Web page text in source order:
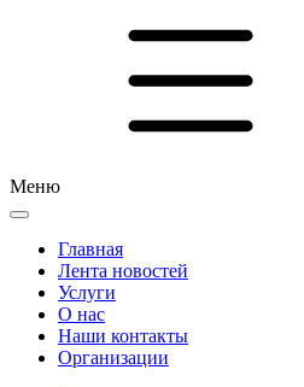
Меню
Главная
Лента новостей
Услуги
О нас
Наши контакты
Организации